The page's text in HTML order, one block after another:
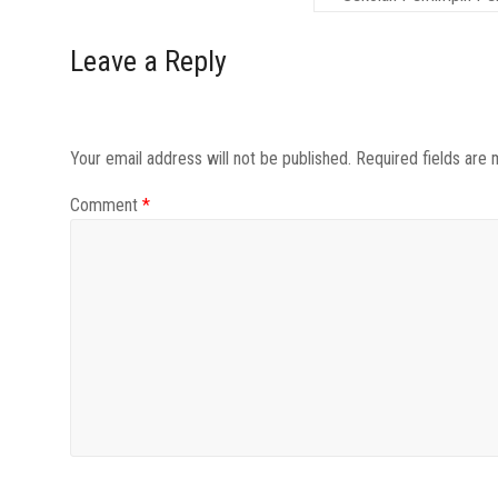
Leave a Reply
Your email address will not be published. Required fields are
Comment *